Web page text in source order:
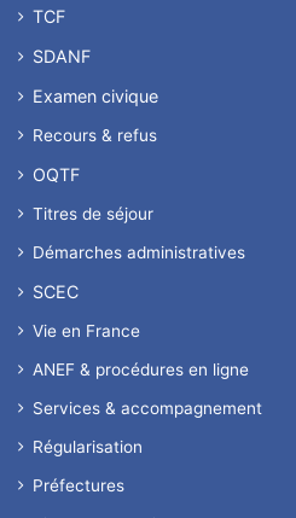
TCF
SDANF
Examen civique
Recours & refus
OQTF
Titres de séjour
Démarches administratives
SCEC
Vie en France
ANEF & procédures en ligne
Services & accompagnement
Régularisation
Préfectures